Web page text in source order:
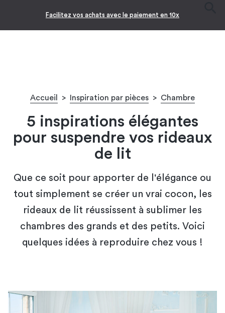
Facilitez vos achats avec le paiement en 10x
Accueil > Inspiration par pièces > Chambre
5 inspirations élégantes
pour suspendre vos rideaux
de lit
Que ce soit pour apporter de l'élégance ou
tout simplement se créer un vrai cocon, les
rideaux de lit réussissent à sublimer les
chambres des grands et des petits. Voici
quelques idées à reproduire chez vous !